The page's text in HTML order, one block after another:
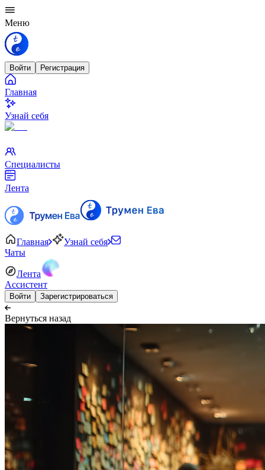
Меню
Войти Регистрация
Главная
Узнай себя
Специалисты
Лента
Главная
Узнай себя
Чаты
Лента
Ассистент
Войти Зарегистрироваться
Вернуться назад